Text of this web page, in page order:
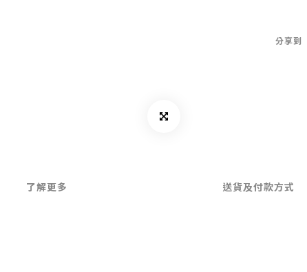
分享到
了解更多 送貨及付款方式